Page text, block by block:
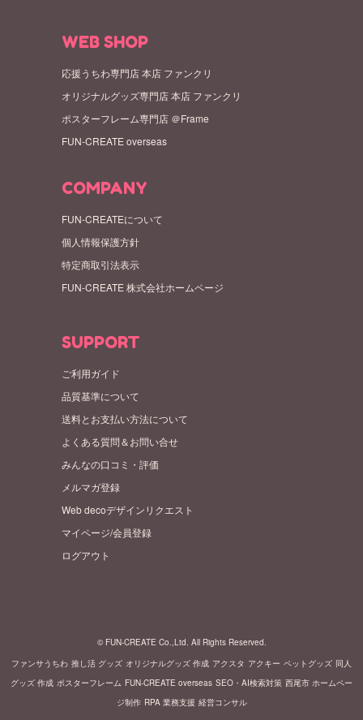
WEB SHOP
応援うちわ専門店 本店 ファンクリ
オリジナルグッズ専門店 本店 ファンクリ
ポスターフレーム専門店 ＠Frame
FUN-CREATE overseas
COMPANY
FUN-CREATEについて
個人情報保護方針
特定商取引法表示
FUN-CREATE 株式会社ホームページ
SUPPORT
ご利用ガイド
品質基準について
送料とお支払い方法について
よくある質問＆お問い合せ
みんなの口コミ・評価
メルマガ登録
Web decoデザインリクエスト
マイページ/会員登録
ログアウト
© FUN-CREATE Co.,Ltd. All Rights Reserved.
ファンサうちわ 推し活 グッズ オリジナルグッズ 作成 アクスタ アクキー ペットグッズ 同人
グッズ 作成 ポスターフレーム FUN-CREATE overseas SEO・AI検索対策 西尾市 ホームペー
ジ制作 RPA 業務支援 経営コンサル